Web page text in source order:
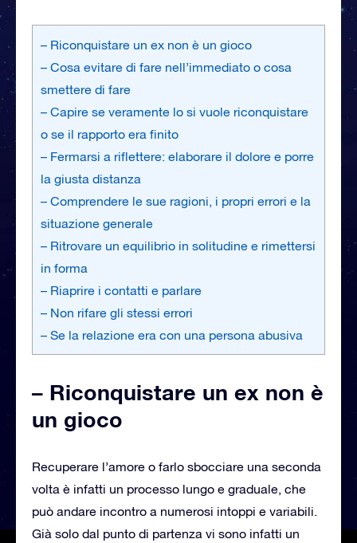
– Riconquistare un ex non è un gioco
– Cosa evitare di fare nell’immediato o cosa
smettere di fare
– Capire se veramente lo si vuole riconquistare
o se il rapporto era finito
– Fermarsi a riflettere: elaborare il dolore e porre
la giusta distanza
– Comprendere le sue ragioni, i propri errori e la
situazione generale
– Ritrovare un equilibrio in solitudine e rimettersi
in forma
– Riaprire i contatti e parlare
– Non rifare gli stessi errori
– Se la relazione era con una persona abusiva
– Riconquistare un ex non è
un gioco
Recuperare l’amore o farlo sbocciare una seconda
volta è infatti un processo lungo e graduale, che
può andare incontro a numerosi intoppi e variabili.
Già solo dal punto di partenza vi sono infatti un